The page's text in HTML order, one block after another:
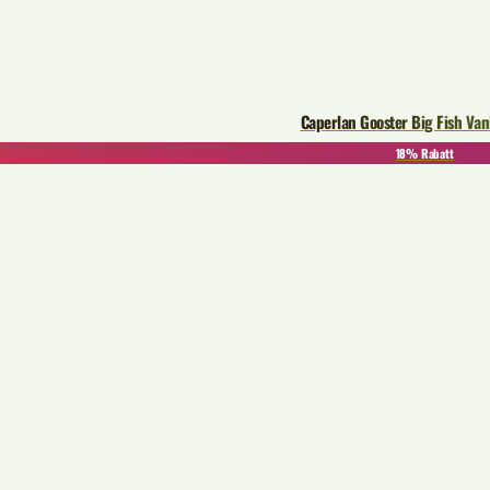
Caperlan Gooster Big Fish
18% Rabatt